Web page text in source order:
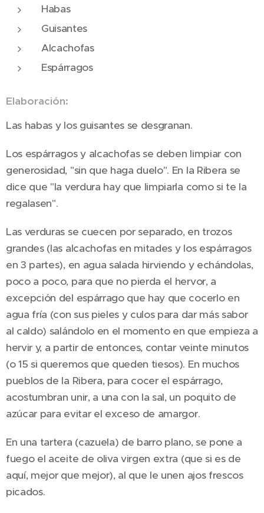
Habas
Guisantes
Alcachofas
Espárragos
Elaboración:
Las habas y los guisantes se desgranan.
Los espárragos y alcachofas se deben limpiar con
generosidad, "sin que haga duelo". En la Ribera se
dice que "la verdura hay que limpiarla como si te la
regalasen".
Las verduras se cuecen por separado, en trozos
grandes (las alcachofas en mitades y los espárragos
en 3 partes), en agua salada hirviendo y echándolas,
poco a poco, para que no pierda el hervor, a
excepción del espárrago que hay que cocerlo en
agua fría (con sus pieles y culos para dar más sabor
al caldo) salándolo en el momento en que empieza a
hervir y, a partir de entonces, contar veinte minutos
(o 15 si queremos que queden tiesos). En muchos
pueblos de la Ribera, para cocer el espárrago,
acostumbran unir, a una con la sal, un poquito de
azúcar para evitar el exceso de amargor.
En una tartera (cazuela) de barro plano, se pone a
fuego el aceite de oliva virgen extra (que si es de
aquí, mejor que mejor), al que le unen ajos frescos
picados.